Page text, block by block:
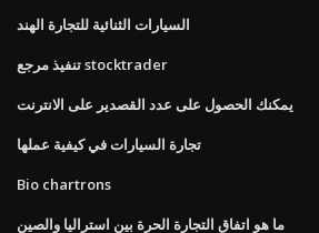
السيارات الثنائية للتجارة الهند
تنفيذ مرجع stocktrader
يمكنك الحصول على عدد القصدير على الانترنت
تجارة السيارات في كيفية عملها
Bio chartrons
ما هو اتفاق التجارة الحرة بين استراليا والصين